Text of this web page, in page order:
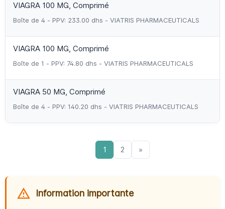
VIAGRA 100 MG, Comprimé
Boîte de 4 - PPV: 233.00 dhs - VIATRIS PHARMACEUTICALS
VIAGRA 100 MG, Comprimé
Boîte de 1 - PPV: 74.80 dhs - VIATRIS PHARMACEUTICALS
VIAGRA 50 MG, Comprimé
Boîte de 4 - PPV: 140.20 dhs - VIATRIS PHARMACEUTICALS
1 2 »
Information importante